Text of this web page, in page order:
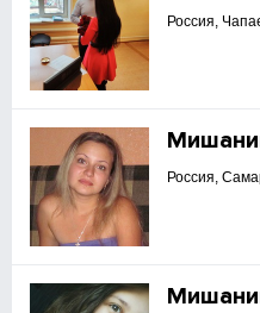
Россия,
Россия,